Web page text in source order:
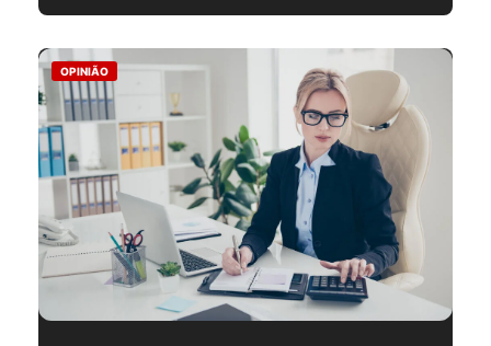
OPINIÃO